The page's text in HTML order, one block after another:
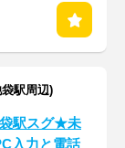
駅周辺)
袋駅スグ★未
入力と電話